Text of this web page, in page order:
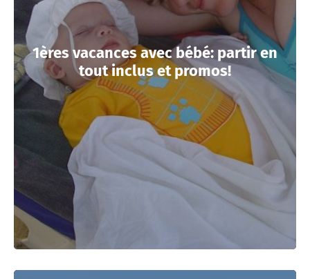
1ères vacances avec bébé: partir en
tout inclus et promos!